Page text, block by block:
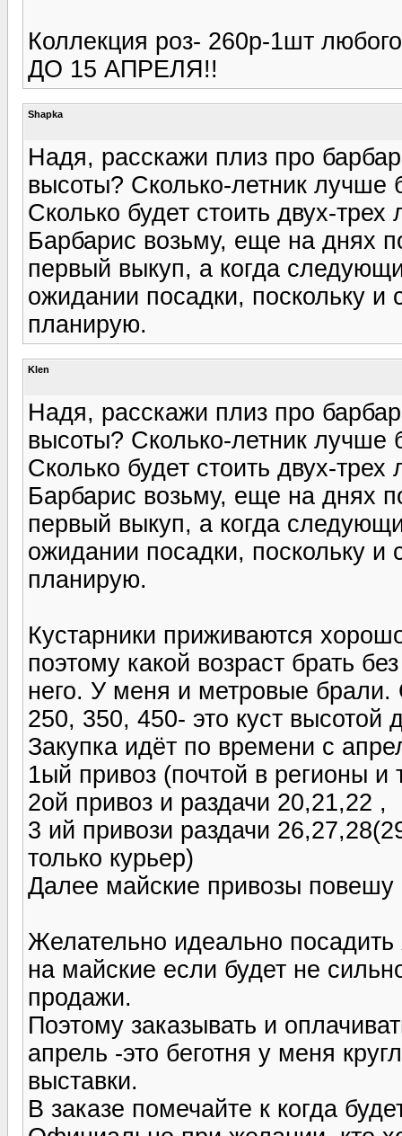
Коллекция роз- 260р-1шт
ДО 15 АПРЕЛЯ!!
Shapka
Надя, расскажи плиз про
высоты? Сколько-летник
Сколько будет стоить двух-трех
Барбарис возьму, еще на днях
первый выкуп, а когда
ожидании посадки, поскольку и
планирую.
Klen
Надя, расскажи плиз про
высоты? Сколько-летник
Сколько будет стоить двух-трех
Барбарис возьму, еще на днях
первый выкуп, а когда
ожидании посадки, поскольку и
планирую.
Кустарники приживаются
поэтому какой возраст брать
него. У меня и метровые брали.
250, 350, 450- это куст высотой
Закупка идёт по времени с
1ый привоз (почтой в регионы и
2ой привоз и раздачи 20,21,22 ,
3 ий привози раздачи
только курьер)
Далее майские привозы повешу
Желательно идеально
на майские если будет не
продажи.
Поэтому заказывать и
апрель -это беготня у меня
выставки.
В заказе помечайте к когда